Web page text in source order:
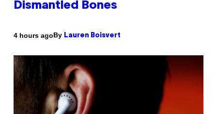
Dismantled Bones
4 hours agoBy Lauren Boisvert